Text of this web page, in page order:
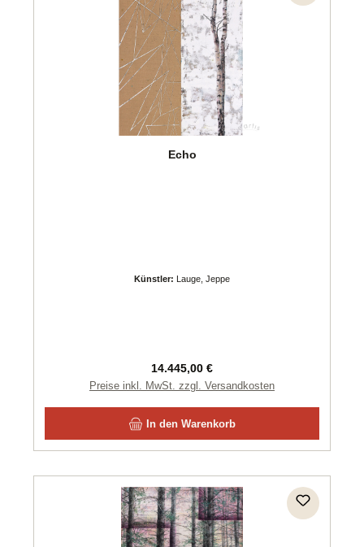
Echo
Künstler: Lauge, Jeppe
Regulärer Preis:
14.445,00 €
Preise inkl. MwSt. zzgl. Versandkosten
In den Warenkorb